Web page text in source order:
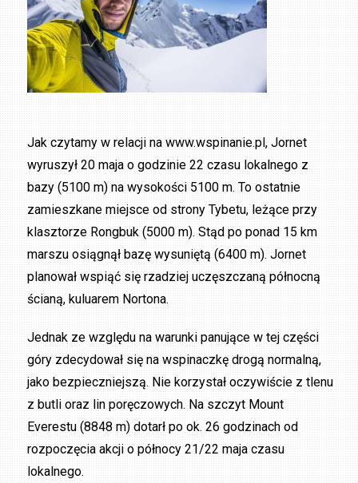
Jak czytamy w relacji na www.wspinanie.pl, Jornet
wyruszył 20 maja o godzinie 22 czasu lokalnego z
bazy (5100 m) na wysokości 5100 m. To ostatnie
zamieszkane miejsce od strony Tybetu, leżące przy
klasztorze Rongbuk (5000 m). Stąd po ponad 15 km
marszu osiągnął bazę wysuniętą (6400 m). Jornet
planował wspiąć się rzadziej uczęszczaną północną
ścianą, kuluarem Nortona.
Jednak ze względu na warunki panujące w tej części
góry zdecydował się na wspinaczkę drogą normalną,
jako bezpieczniejszą. Nie korzystał oczywiście z tlenu
z butli oraz lin poręczowych. Na szczyt Mount
Everestu (8848 m) dotarł po ok. 26 godzinach od
rozpoczęcia akcji o północy 21/22 maja czasu
lokalnego.